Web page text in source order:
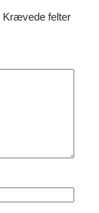
Krævede felter